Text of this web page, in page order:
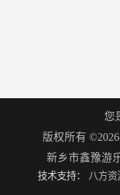
您
版权所有
新乡市鑫豫游
技术支持： 八方资